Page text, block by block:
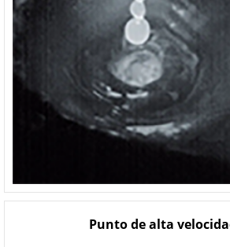
Punto de alta